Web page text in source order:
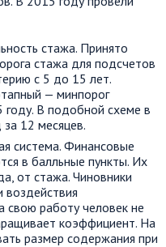
стажа. Принято
стажа для подсчетов
с 5 до 15 лет.
— минпорог
году. В подобной схеме в
12 месяцев.
система. Финансовые
в балльные пункты. Их
от стажа. Чиновники
воздействия
свою работу человек не
коэффициент. На
размер содержания при